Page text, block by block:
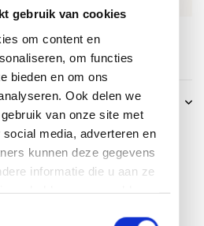
gebruik van cookies
om content en
om functies
bieden en om ons
Ook delen we
van onze site met
media, adverteren en
kunnen deze gegevens
informatie die u aan ze
1 reviews
op